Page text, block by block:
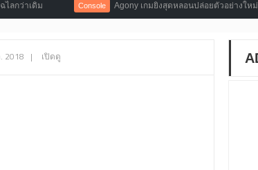
Console Agony เกมยิงสุดหลอนปล่อยตัวอย่างใหม่ พร้อมประกาศวัน
2018 | เปิดดู